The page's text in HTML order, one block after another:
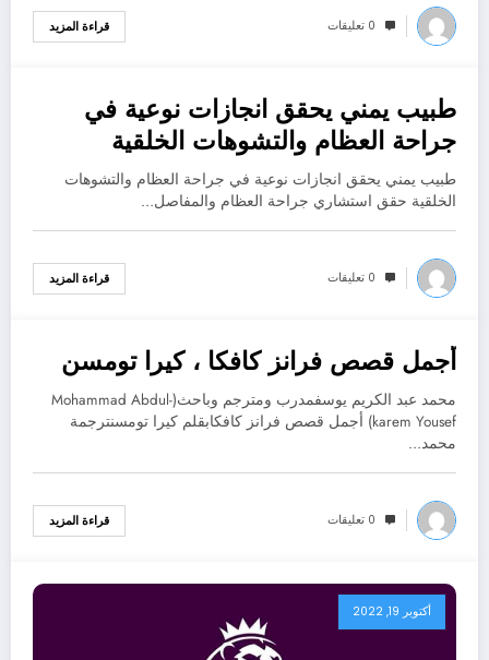
0 تعليقات قراءة المزيد
أكتوبر 19, 2022
طبيب يمني يحقق انجازات نوعية في
جراحة العظام والتشوهات الخلقية
طبيب يمني يحقق انجازات نوعية في جراحة العظام والتشوهات
الخلقية حقق استشاري جراحة العظام والمفاصل…
0 تعليقات قراءة المزيد
أكتوبر 19, 2022
أجمل قصص فرانز كافكا ، كيرا تومسن
محمد عبد الكريم يوسفمدرب ومترجم وباحث(Mohammad Abdul-
karem Yousef) أجمل قصص فرانز كافكابقلم كيرا تومسنترجمة
محمد…
0 تعليقات قراءة المزيد
أكتوبر 19, 2022